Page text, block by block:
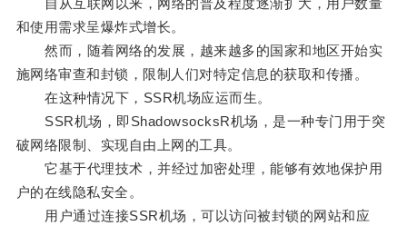
自从互联网以来，网络的普及程度逐渐扩大，用户数量
和使用需求呈爆炸式增长。
然而，随着网络的发展，越来越多的国家和地区开始实
施网络审查和封锁，限制人们对特定信息的获取和传播。
在这种情况下，SSR机场应运而生。
SSR机场，即ShadowsocksR机场，是一种专门用于突
破网络限制、实现自由上网的工具。
它基于代理技术，并经过加密处理，能够有效地保护用
户的在线隐私安全。
用户通过连接SSR机场，可以访问被封锁的网站和应